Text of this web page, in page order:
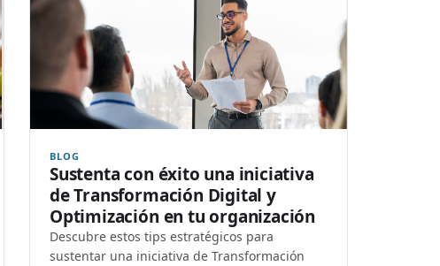
BLOG
Sustenta con éxito una iniciativa
de Transformación Digital y
Optimización en tu organización
Descubre estos tips estratégicos para
sustentar una iniciativa de Transformación